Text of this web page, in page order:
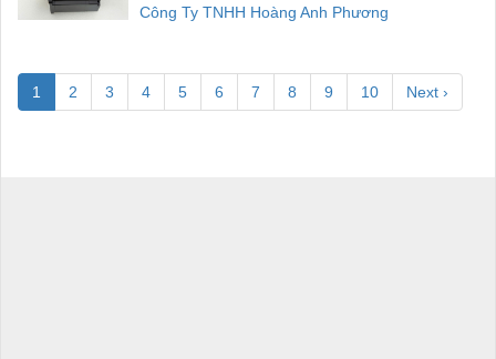
Công Ty TNHH Hoàng Anh Phương
1 2 3 4 5 6 7 8 9 10 Next ›